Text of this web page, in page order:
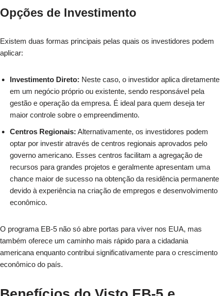
Opções de Investimento
Existem duas formas principais pelas quais os investidores podem
aplicar:
Investimento Direto: Neste caso, o investidor aplica diretamente
em um negócio próprio ou existente, sendo responsável pela
gestão e operação da empresa. É ideal para quem deseja ter
maior controle sobre o empreendimento.
Centros Regionais: Alternativamente, os investidores podem
optar por investir através de centros regionais aprovados pelo
governo americano. Esses centros facilitam a agregação de
recursos para grandes projetos e geralmente apresentam uma
chance maior de sucesso na obtenção da residência permanente
devido à experiência na criação de empregos e desenvolvimento
econômico.
O programa EB-5 não só abre portas para viver nos EUA, mas
também oferece um caminho mais rápido para a cidadania
americana enquanto contribui significativamente para o crescimento
econômico do país.